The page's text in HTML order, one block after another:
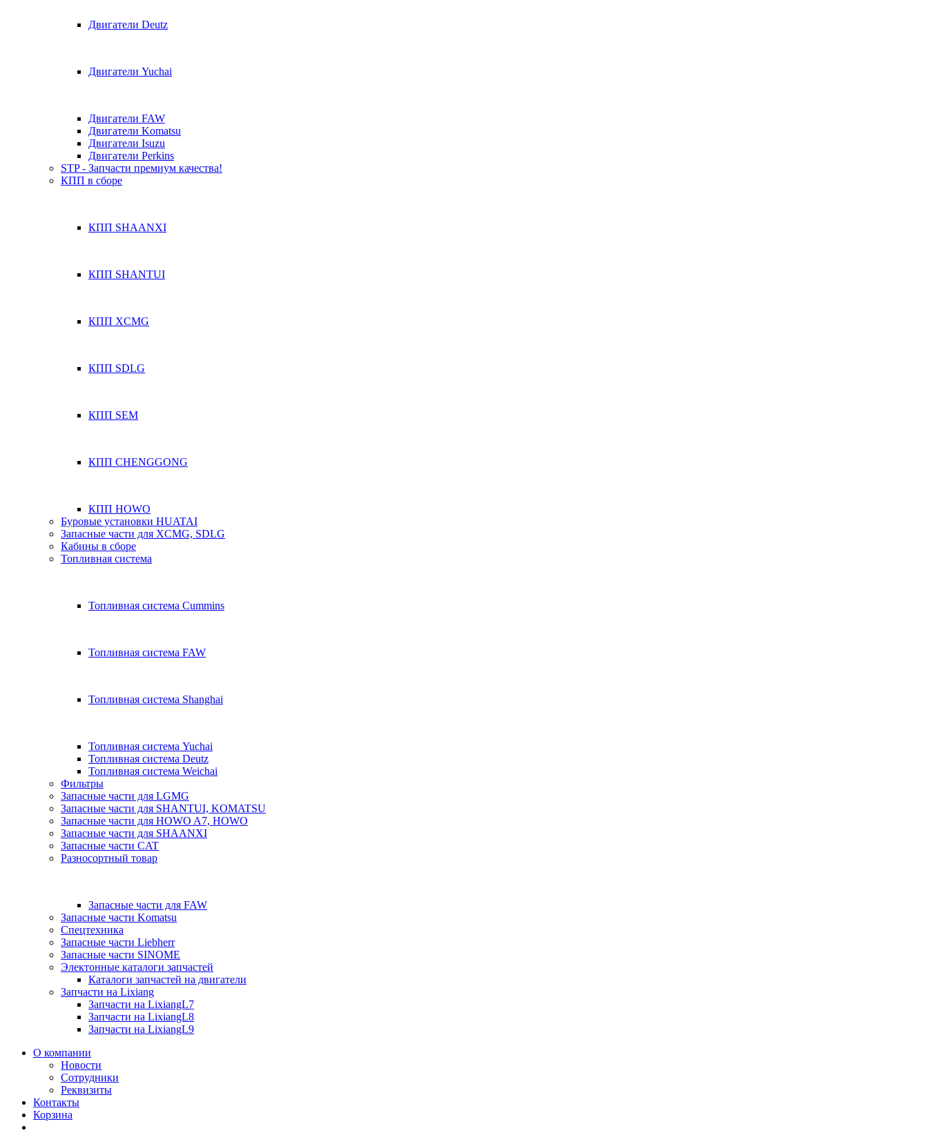
Двигатели Deutz
Двигатели Yuchai
Двигатели FAW
Двигатели Komatsu
Двигатели Isuzu
Двигатели Perkins
STP - Запчасти премиум качества!
КПП в сборе
КПП SHAANXI
КПП SHANTUI
КПП XCMG
КПП SDLG
КПП SEM
КПП CHENGGONG
КПП HOWO
Буровые установки HUATAI
Запасные части для XCMG, SDLG
Кабины в сборе
Топливная система
Топливная система Cummins
Топливная система FAW
Топливная система Shanghai
Топливная система Yuchai
Топливная система Deutz
Топливная система Weichai
Фильтры
Запасные части для LGMG
Запасные части для SHANTUI, KOMATSU
Запасные части для HOWO A7, HOWO
Запасные части для SHAANXI
Запасные части CAT
Разносортный товар
Запасные части для FAW
Запасные части Komatsu
Спецтехника
Запасные части Liebherr
Запасные части SINOME
Электонные каталоги запчастей
Каталоги запчастей на двигатели
Запчасти на Lixiang
Запчасти на LixiangL7
Запчасти на LixiangL8
Запчасти на LixiangL9
О компании
Новости
Сотрудники
Реквизиты
Контакты
Корзина